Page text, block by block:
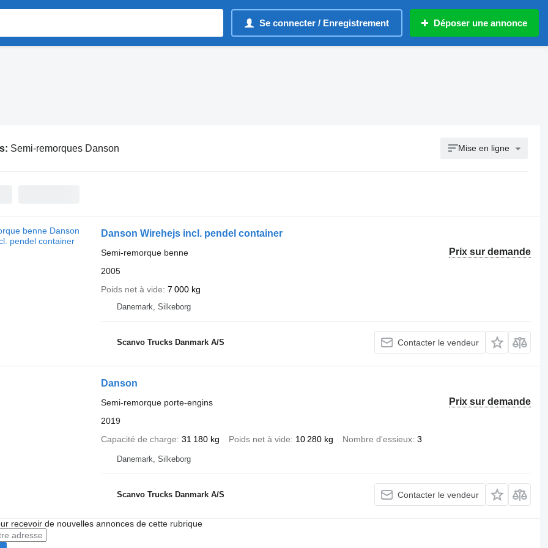
Se connecter / Enregistrement Déposer une annonce
Semi-remorques Danson Mise en ligne
Danson Wirehejs incl. pendel container
Prix sur demande
Semi-remorque benne
2005
Poids net à vide 7 000 kg
Danemark, Silkeborg
Scanvo Trucks Danmark A/S Contacter le vendeur
Danson
Prix sur demande
Semi-remorque porte-engins
2019
Capacité de charge 31 180 kg Poids net à vide 10 280 kg Nombre d'essieux 3
Danemark, Silkeborg
Scanvo Trucks Danmark A/S Contacter le vendeur
recevoir de nouvelles annonces de cette rubrique